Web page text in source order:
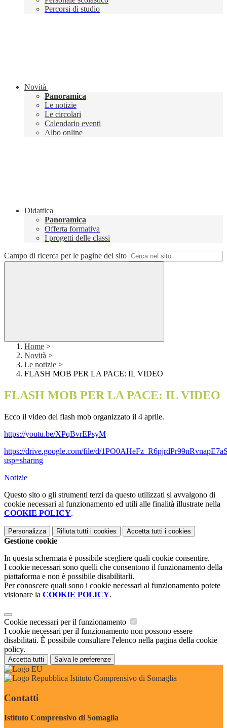
Percorsi di studio
Novità
Panoramica
Le notizie
Le circolari
Calendario eventi
Albo online
Didattica
Panoramica
Offerta formativa
I progetti delle classi
Campo di ricerca per le pagine del sito
Home >
Novità >
Le notizie >
FLASH MOB PER LA PACE: IL VIDEO
FLASH MOB PER LA PACE: IL VIDEO
Ecco il video del flash mob organizzato il 4 aprile.
https://youtu.be/XPqBvrEPsyM
https://drive.google.com/file/d/
usp=sharing
Notizie
Questo sito o gli strumenti terzi da questo utilizzati si avvalgono di
cookie necessari al funzionamento ed utili alle finalità illustrate nella
COOKIE POLICY.
Personalizza Rifiuta tutti i cookies Accetta tutti i cookies
Gestione cookie
In questa schermata è possibile scegliere quali cookie consentire.
I cookie necessari sono quelli che consentono il funzionamento della
piattaforma e non è possibile disabilitarli.
Per conoscere quali sono i cookie necessari al funzionamento potete
visionare la COOKIE POLICY.
Cookie necessari per il funzionamento
I cookie necessari per il funzionamento non possono essere
disabilitati. È possibile consultare l'elenco nella pagina della cookie
policy.
Accetta tutti Salva le preferenze
Istituto Comprensivo di Somaglia
Contatti
Istituto Comprensivo di Somaglia